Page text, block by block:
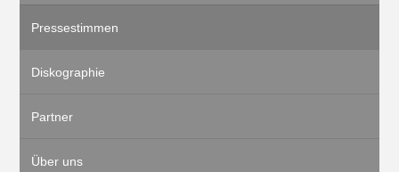
Pressestimmen
Diskographie
Partner
Über uns